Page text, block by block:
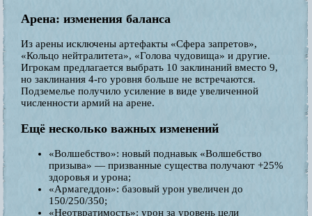
Арена: изменения баланса
Из арены исключены артефакты «Сфера запретов»,
«Кольцо нейтралитета», «Голова чудовища» и другие.
Игрокам предлагается выбрать 10 заклинаний вместо 9,
но заклинания 4-го уровня больше не встречаются.
Подземелье получило усиление в виде увеличенной
численности армий на арене.
Ещё несколько важных изменений
«Волшебство»: новый поднавык «Волшебство
призыва» — призванные существа получают +25%
здоровья и урона;
«Армагеддон»: базовый урон увеличен до
150/250/350;
«Неотвратимость»: урон за уровень цели